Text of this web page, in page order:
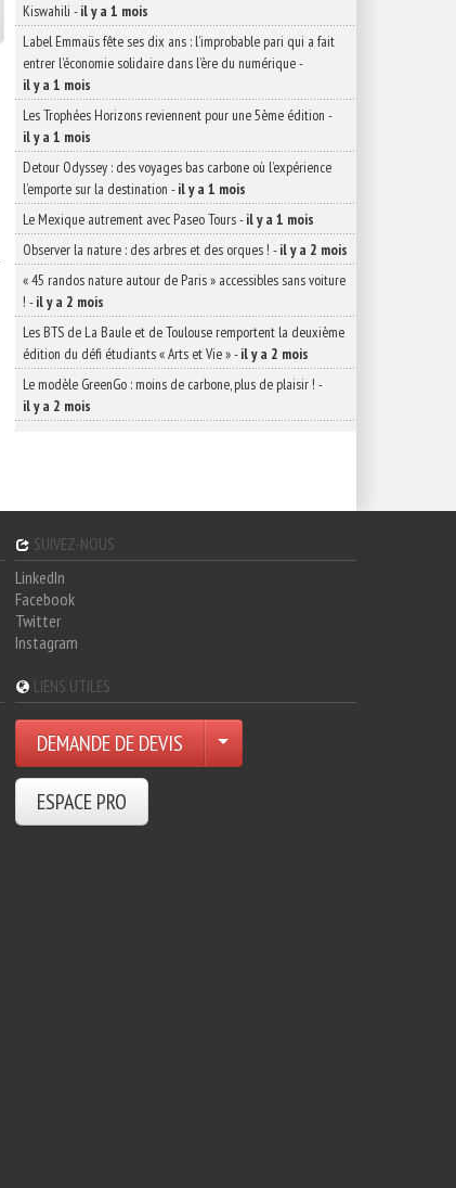
Kiswahili -il y a 1 mois
Label Emmaüs fête ses dix ans : l’improbable pari qui a fait
entrer l’économie solidaire dans l’ère du numérique-
il y a 1 mois
Les Trophées Horizons reviennent pour une 5ème édition -
il y a 1 mois
Detour Odyssey : des voyages bas carbone où l’expérience
l’emporte sur la destination -il y a 1 mois
Le Mexique autrement avec Paseo Tours-il y a 1 mois
Observer la nature : des arbres et des orques ! -il y a 2 mois
« 45 randos nature autour de Paris » accessibles sans voiture
! -il y a 2 mois
Les BTS de La Baule et de Toulouse remportent la deuxième
édition du défi étudiants « Arts et Vie »-il y a 2 mois
Le modèle GreenGo : moins de carbone, plus de plaisir ! -
il y a 2 mois
SUIVEZ-NOUS
LinkedIn
Facebook
Twitter
Instagram
LIENS UTILES
DEMANDE DE DEVIS
ESPACE PRO